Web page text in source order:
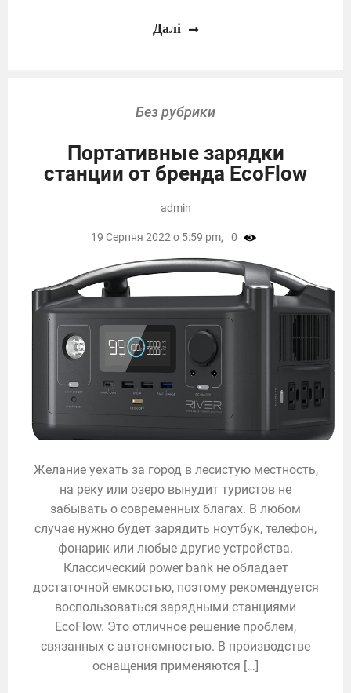
Далі
Без рубрики
Портативные зарядки
станции от бренда EcoFlow
Желание уехать за город в лесистую местность,
на реку или озеро вынудит туристов не
забывать о современных благах. В любом
случае нужно будет зарядить ноутбук, телефон,
фонарик или любые другие устройства.
Классический power bank не обладает
достаточной емкостью, поэтому рекомендуется
воспользоваться зарядными станциями
EcoFlow. Это отличное решение проблем,
связанных с автономностью. В производстве
оснащения применяются […]
admin
19 Серпня 2022 о 5:59 pm, 0